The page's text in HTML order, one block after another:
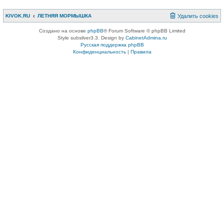
KIVOK.RU ЛЕТНЯЯ МОРМЫШКА Удалить cookies
Создано на основе phpBB® Forum Software © phpBB Limited
Style subsilver3.3. Design by CabinetAdmina.ru
Русская поддержка phpBB
Конфиденциальность| Правила